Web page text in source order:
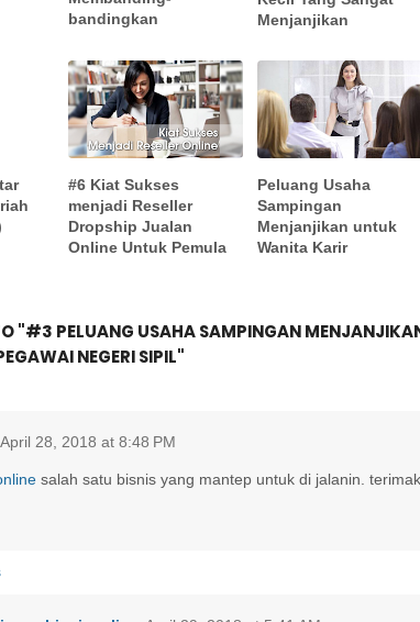
bandingkan
Menjanjikan
#6 Kiat Sukses
menjadi Reseller
Dropship Jualan
Online Untuk Pemula
Peluang Usaha
Sampingan
Menjanjikan untuk
Wanita Karir
"#3 PELUANG USAHA SAMPINGAN
NEGERI SIPIL"
April 28, 2018 at 8:48 PM
salah satu bisnis yang mantep untuk di jalanin.